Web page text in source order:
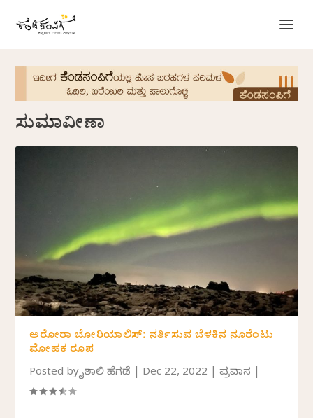
ಸುಮಾವೀಣಾ
ಅರೋರಾ ಬೋರಿಯಾಲಿಸ್: ನರ್ತಿಸುವ ಬೆಳಕಿನ ನೂರೆಂಟು
ಮೋಹಕ ರೂಪ
Posted byವೈಶಾಲಿ ಹೆಗಡೆ Dec 22, 2022 |ಪ್ರವಾಸ